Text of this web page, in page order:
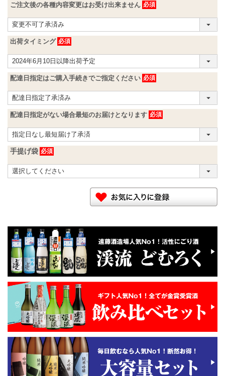
ご注文後の各種内容変更はお受け出来ません
出荷タイミング
配達日指定はご購入手続きでご指定ください
配達日指定がない場合最短のお届けとなります
手提げ袋